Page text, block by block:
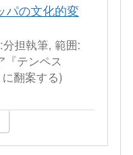
パの文化的変
担執筆, 範囲:
『テンペス
翻案する)